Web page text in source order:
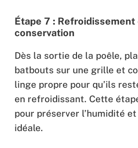
Étape 7 : Refroidissement
conservation
Dès la sortie de la poêle,
batbouts sur une grille et
linge propre pour qu’ils
en refroidissant. Cette
pour préserver l’humidité
idéale.